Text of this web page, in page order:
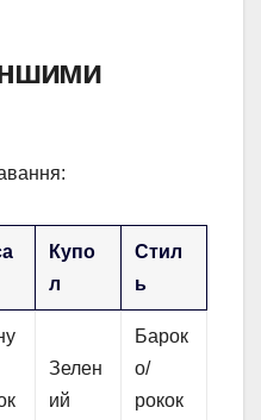
Купо
л
Стил
ь
Зелен
ий
Барок
о/
рокок